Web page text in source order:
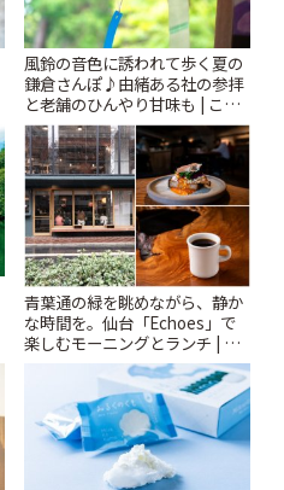
風鈴の音色に誘われて歩く夏の
鎌倉さんぽ♪由緒ある社の参拝
と老舗のひんやり甘味も | こと
りっぷ
青葉通の緑を眺めながら、静か
な時間を。仙台「Echoes」で
楽しむモーニングとランチ | こ